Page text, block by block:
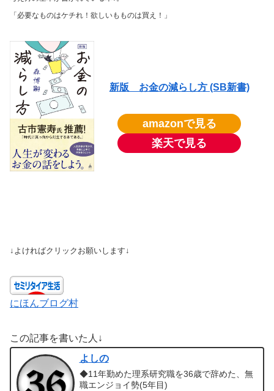
「必要なものはケチれ！欲しいもものは買え！」
新版 お金の減らし方 (SB新書)
amazonで見る
楽天で見る
↓よければクリックお願いします↓
にほんブログ村
この記事を書いた人↓
よしの
◆11年勤めた理系研究職を36歳で辞めた、無
職エンジョイ勢(5年目)